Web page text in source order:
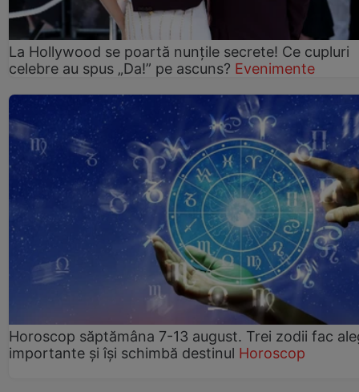
La Hollywood se poartă nunțile secrete! Ce cupluri
celebre au spus „Da!” pe ascuns? Evenimente
Horoscop săptămâna 7-13 august. Trei zodii fac
importante și își schimbă destinul Horoscop